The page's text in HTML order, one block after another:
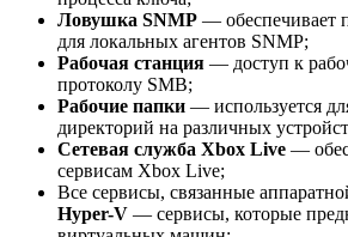
Ловушка SNMP — обеспечивает
для локальных агентов SNMP;
Рабочая станция — доступ к
протоколу SMB;
Рабочие папки — используется
директорий на различных
Сетевая служба Xbox Live —
сервисам Xbox Live;
Все сервисы, связанные
Hyper-V — сервисы, которые